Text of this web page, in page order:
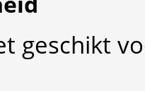
geschikt